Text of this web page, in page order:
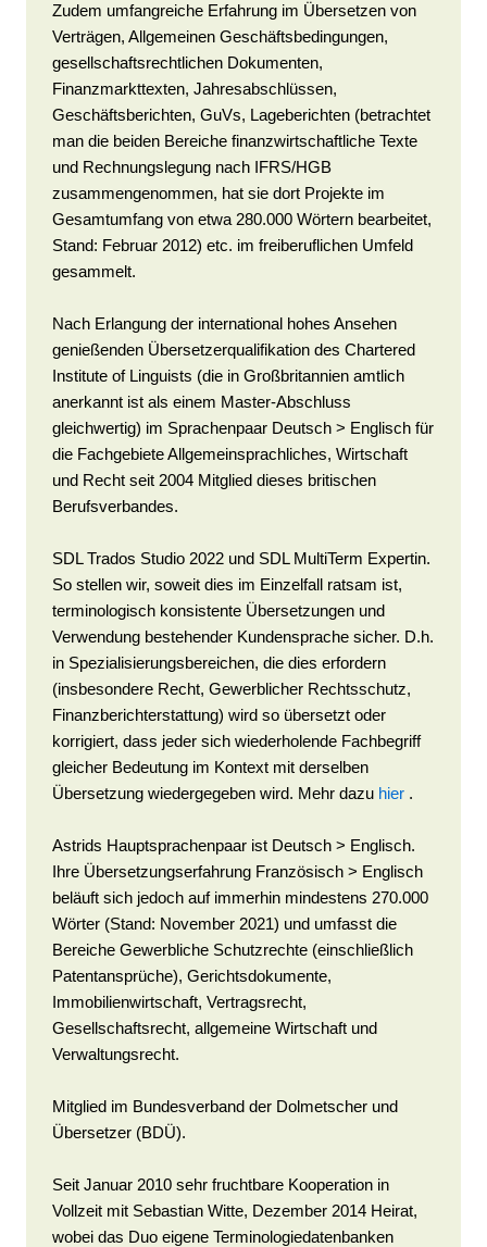
Zudem umfangreiche Erfahrung im Übersetzen von
Verträgen, Allgemeinen Geschäftsbedingungen,
gesellschaftsrechtlichen Dokumenten,
Finanzmarkttexten, Jahresabschlüssen,
Geschäftsberichten, GuVs, Lageberichten (betrachtet
man die beiden Bereiche finanzwirtschaftliche Texte
und Rechnungslegung nach IFRS/HGB
zusammengenommen, hat sie dort Projekte im
Gesamtumfang von etwa 280.000 Wörtern bearbeitet,
Stand: Februar 2012) etc. im freiberuflichen Umfeld
gesammelt.
Nach Erlangung der international hohes Ansehen
genießenden Übersetzerqualifikation des Chartered
Institute of Linguists (die in Großbritannien amtlich
anerkannt ist als einem Master-Abschluss
gleichwertig) im Sprachenpaar Deutsch > Englisch für
die Fachgebiete Allgemeinsprachliches, Wirtschaft
und Recht seit 2004 Mitglied dieses britischen
Berufsverbandes.
SDL Trados Studio 2022 und SDL MultiTerm Expertin.
So stellen wir, soweit dies im Einzelfall ratsam ist,
terminologisch konsistente Übersetzungen und
Verwendung bestehender Kundensprache sicher. D.h.
in Spezialisierungsbereichen, die dies erfordern
(insbesondere Recht, Gewerblicher Rechtsschutz,
Finanzberichterstattung) wird so übersetzt oder
korrigiert, dass jeder sich wiederholende Fachbegriff
gleicher Bedeutung im Kontext mit derselben
Übersetzung wiedergegeben wird. Mehr dazu hier .
Astrids Hauptsprachenpaar ist Deutsch > Englisch.
Ihre Übersetzungserfahrung Französisch > Englisch
beläuft sich jedoch auf immerhin mindestens 270.000
Wörter (Stand: November 2021) und umfasst die
Bereiche Gewerbliche Schutzrechte (einschließlich
Patentansprüche), Gerichtsdokumente,
Immobilienwirtschaft, Vertragsrecht,
Gesellschaftsrecht, allgemeine Wirtschaft und
Verwaltungsrecht.
Mitglied im Bundesverband der Dolmetscher und
Übersetzer (BDÜ).
Seit Januar 2010 sehr fruchtbare Kooperation in
Vollzeit mit Sebastian Witte, Dezember 2014 Heirat,
wobei das Duo eigene Terminologiedatenbanken